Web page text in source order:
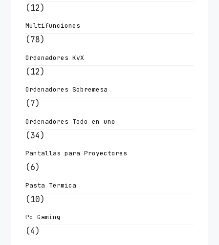
(12)
Multifunciones
(78)
Ordenadores KvX
(12)
Ordenadores Sobremesa
(7)
Ordenadores Todo en uno
(34)
Pantallas para Proyectores
(6)
Pasta Termica
(10)
Pc Gaming
(4)